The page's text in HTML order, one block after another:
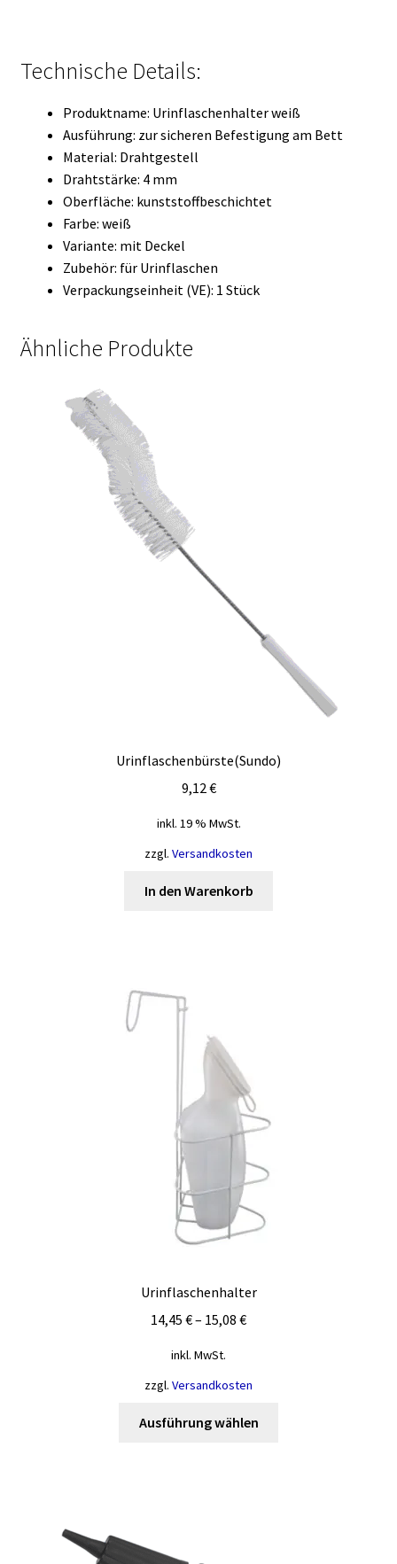
Technische Details:
Produktname: Urinflaschenhalter weiß
Ausführung: zur sicheren Befestigung am Bett
Material: Drahtgestell
Drahtstärke: 4 mm
Oberfläche: kunststoffbeschichtet
Farbe: weiß
Variante: mit Deckel
Zubehör: für Urinflaschen
Verpackungseinheit (VE): 1 Stück
Ähnliche Produkte
Urinflaschenbürste(Sundo)
9,12€
inkl. 19 % MwSt.
zzgl. Versandkosten
In den Warenkorb
Urinflaschenhalter
14,45 €– 15,08 €
inkl. MwSt.
zzgl. Versandkosten
Ausführung wählen